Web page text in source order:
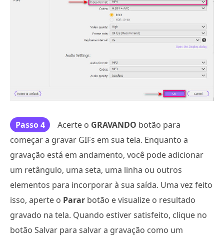
Passo 4 Acerte o GRAVANDO botão para
começar a gravar GIFs em sua tela. Enquanto a
gravação está em andamento, você pode adicionar
um retângulo, uma seta, uma linha ou outros
elementos para incorporar à sua saída. Uma vez feito
isso, aperte o Parar botão e visualize o resultado
gravado na tela. Quando estiver satisfeito, clique no
botão Salvar para salvar a gravação como um